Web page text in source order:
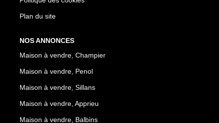
Plan du site
NOS ANNONCES
Maison à vendre, Champier
Maison à vendre, Penol
Maison à vendre, Sillans
Maison à vendre, Apprieu
Maison à vendre, Balbins